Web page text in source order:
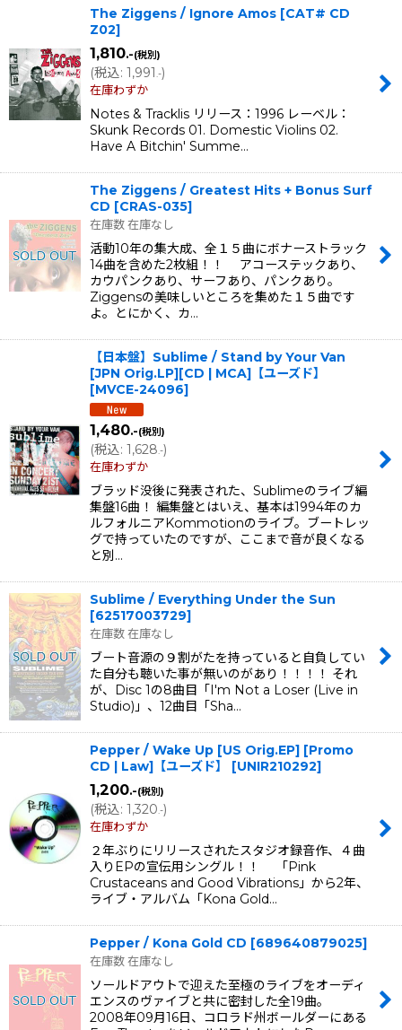
The Ziggens / Ignore Amos [CAT# CD
Z02]
1,810.-(税別)
(税込: 1,991.-)
在庫わずか
Notes & Tracklis リリース：1996 レーベル：
Skunk Records 01. Domestic Violins 02.
Have A Bitchin' Summe…
The Ziggens / Greatest Hits + Bonus Surf
CD [CRAS-035]
在庫数 在庫なし
活動10年の集大成、全１５曲にボナーストラック
14曲を含めた2枚組！！ アコーステックあり、
カウパンクあり、サーフあり、パンクあり。
Ziggensの美味しいところを集めた１５曲です
よ。とにかく、カ…
【日本盤】Sublime / Stand by Your Van
[JPN Orig.LP][CD | MCA]【ユーズド】
[MVCE-24096]
1,480.-(税別)
(税込: 1,628.-)
在庫わずか
ブラッド没後に発表された、Sublimeのライブ編
集盤16曲！ 編集盤とはいえ、基本は1994年のカ
ルフォルニアKommotionのライブ。ブートレッ
グで持っていたのですが、ここまで音が良くなる
と別…
Sublime / Everything Under the Sun
[62517003729]
在庫数 在庫なし
ブート音源の９割がたを持っていると自負してい
た自分も聴いた事が無いのがあり！！！！ それ
が、Disc 1の8曲目「I'm Not a Loser (Live in
Studio)」、12曲目「Sha…
Pepper / Wake Up [US Orig.EP] [Promo
CD | Law]【ユーズド】
[UNIR210292]
1,200.-(税別)
(税込: 1,320.-)
在庫わずか
２年ぶりにリリースされたスタジオ録音作、４曲
入りEPの宣伝用シングル！！ 「Pink
Crustaceans and Good Vibrations」から2年、
ライブ・アルバム「Kona Gold…
Pepper / Kona Gold CD [689640879025]
在庫数 在庫なし
ソールドアウトで迎えた至極のライブをオーディ
エンスのヴァイブと共に密封した全19曲。
2008年09月16日、コロラド州ボールダーにある